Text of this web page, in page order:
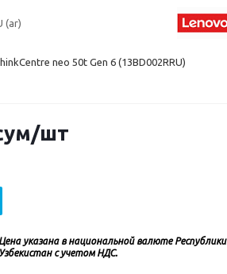
(ar)
neo 50t Gen 6 (13BD002RRU)
/шт
Цена указана в национальной валюте Республики
с учетом НДС.